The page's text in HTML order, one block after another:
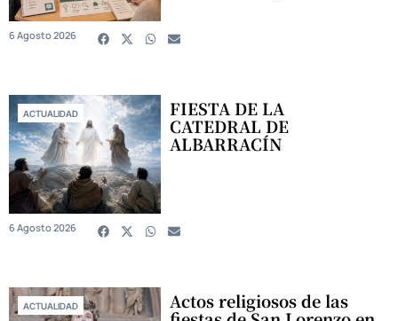
6 Agosto 2026
ACTUALIDAD FIESTA DE LA
CATEDRAL DE
ALBARRACÍN
6 Agosto 2026
ACTUALIDAD Actos religiosos de las